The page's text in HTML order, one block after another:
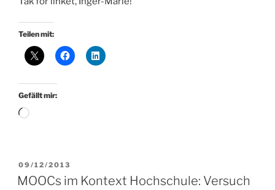
Teilen mit:
Gefällt mir:
Wird
VERÖFFENTLICHT
AM
09/12/2013
MOOCs im Kontext Hochschule: Versuch